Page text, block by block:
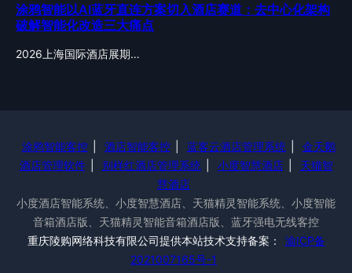
涂鸦智能以AI蓝牙直连方案切入酒店赛道：去中心化架构
破解智能化改造三大痛点
2026上海国际酒店展期…
涂鸦智能客控 酒店智能客控 蓝客云酒店管理系统
金天鹅
酒店管理软件
别样红酒店管理系统 小度智慧酒店
天猫智
慧酒店
小度酒店智能系统、小度智慧酒店、天猫精灵智能系统、小度智能
音箱酒店版、天猫精灵智能音箱酒店版、蓝牙强电无线客控
重庆陵购网络科技有限公司提供本站技术支持备案：
渝ICP备
2021007165号-1